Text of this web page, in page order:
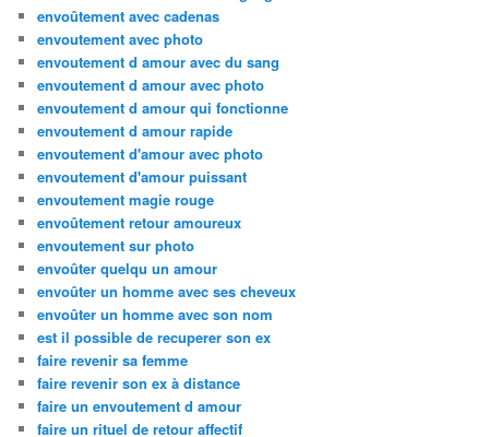
envoûtement avec cadenas
envoutement avec photo
envoutement d amour avec du sang
envoutement d amour avec photo
envoutement d amour qui fonctionne
envoutement d amour rapide
envoutement d'amour avec photo
envoutement d'amour puissant
envoutement magie rouge
envoûtement retour amoureux
envoutement sur photo
envoûter quelqu un amour
envoûter un homme avec ses cheveux
envoûter un homme avec son nom
est il possible de recuperer son ex
faire revenir sa femme
faire revenir son ex à distance
faire un envoutement d amour
faire un rituel de retour affectif